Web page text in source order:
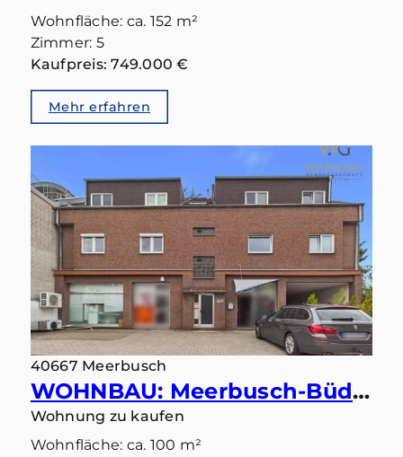
Wohnfläche: ca. 152 m²
Zimmer: 5
Kaufpreis: 749.000 €
Mehr erfahren
40667 Meerbusch
WOHNBAU: Meerbusch-Büderich: Ihr Lieblingsplatz wartet auf der großen Sonnenterrasse
Wohnung zu kaufen
Wohnfläche: ca. 100 m²